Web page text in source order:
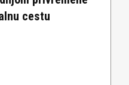
cestu